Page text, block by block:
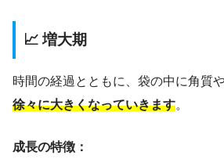
📈 増大期
時間の経過とともに、袋の中に角質
徐々に大きくなっていきます。
成長の特徴：